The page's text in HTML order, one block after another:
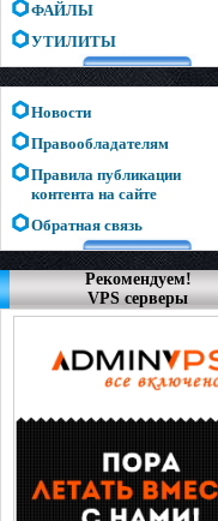
ФАЙЛЫ
УТИЛИТЫ
Новости
Правообладателям
Правила публикации
контента на сайте
Обратная связь
Рекомендуем!
VPS серверы